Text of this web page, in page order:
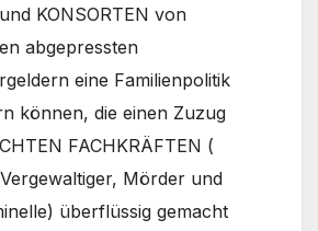
KONSORTEN von
abgepressten
eine Familienpolitik
können, die einen Zuzug
FACHKRÄFTEN (
Mörder und
überflüssig gemacht